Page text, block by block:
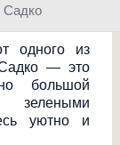
Садко
одного из
— это
большой
зелеными
уютно и